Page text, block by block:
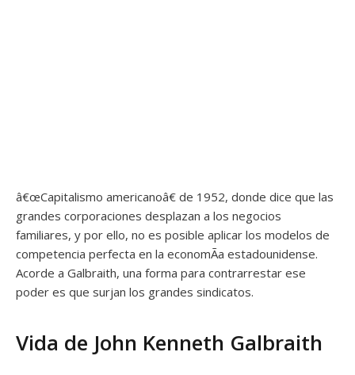
â€œCapitalismo americanoâ€ de 1952, donde dice que las
grandes corporaciones desplazan a los negocios
familiares, y por ello, no es posible aplicar los modelos de
competencia perfecta en la economÃ­a estadounidense.
Acorde a Galbraith, una forma para contrarrestar ese
poder es que surjan los grandes sindicatos.
Vida de John Kenneth Galbraith